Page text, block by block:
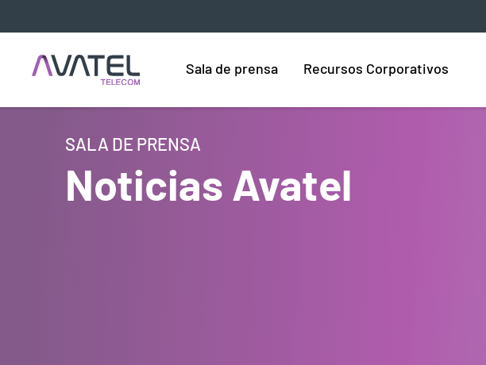
Sala de prensa Recursos Corporativos
SALA DE PRENSA
Noticias Avatel